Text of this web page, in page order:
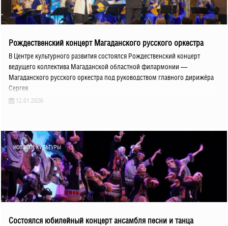
Рождественский концерт Магаданского русского оркестра
В Центре культурного развития состоялся Рождественский концерт
ведущего коллектива Магаданской областной филармонии —
Магаданского русского оркестра под руководством главного дирижёра
Сергея
12.01.2026
НОВОСТИ КУЛЬТУРЫ
Состоялся юбилейный концерт ансамбля песни и танца